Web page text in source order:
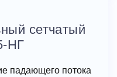
сетчатый
НГ
падающего потока